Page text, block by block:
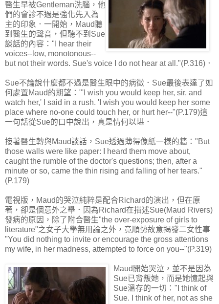
醫生早被Gentleman洗腦，他
們的會診不過是強化先入為
主的印象．一開始，Maud聽
到醫生的聲音，但聽不到Sue
談話的內容："I hear their
voices--low, monotonous--
but not their words. Sue's voice I do not hear at all."(P.316)．
Sue不論說什麼都不過是醫生眼中的病徵．Sue最後表達了如
何處置Maud的期望："'I wish you would keep her, sir, and
watch her,' I said in a rush. 'I wish you would keep her some
place where no-one could touch her, or hurt her--"(P.179)這
一句話從Sue的口中說出，真是情何以堪．
接著醫生轉與Maud談話，Sue透過薄得像紙一樣的牆："But
those walls were like paper: I heard them move about,
caught the rumble of the doctor's questions; then, after a
minute or so, came the thin rising and falling of her tears."
(P.179)
電視版，Maud的哭泣純粹是配合Richard的演出，但在原
著，卻是個意外之舉．因為Richard在描述Sue(Maud Rivers)
發病的原因，除了附合醫生"the over-exposure of girls to
literature"之女子大學無用論之外，竟順勢故意揭發二女性事
"You did nothing to invite or encourage the gross attentions
my wife, in her madness, attempted to force on you--"(P.319)
Maud開始哭泣，並不是因為
Sue已背叛她，而是她憶起與
Sue溫存的一切："I think of
Sue. I think of her, not as she